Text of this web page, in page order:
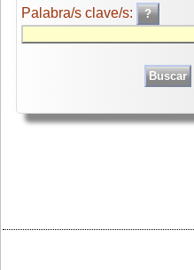
Palabra/s clave/s: